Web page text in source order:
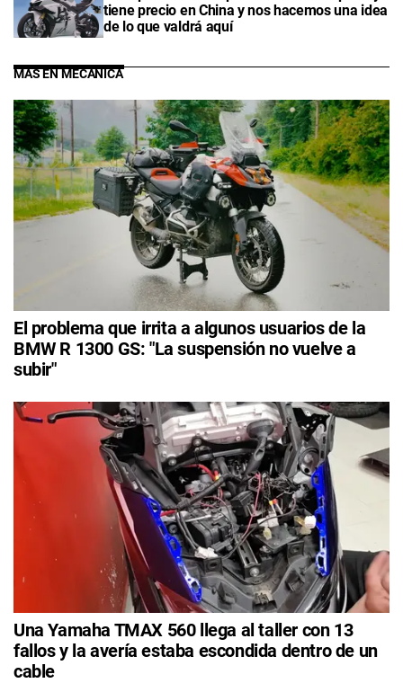
tiene precio en China y nos hacemos una idea
de lo que valdrá aquí
MÁS EN MECÁNICA
El problema que irrita a algunos usuarios de la
BMW R 1300 GS: "La suspensión no vuelve a
subir"
Una Yamaha TMAX 560 llega al taller con 13
fallos y la avería estaba escondida dentro de un
cable